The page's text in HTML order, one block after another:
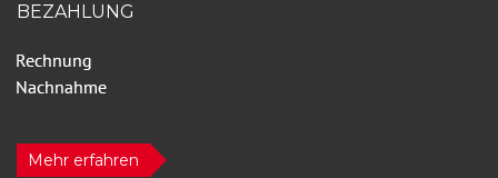
BEZAHLUNG
Mehr erfahren